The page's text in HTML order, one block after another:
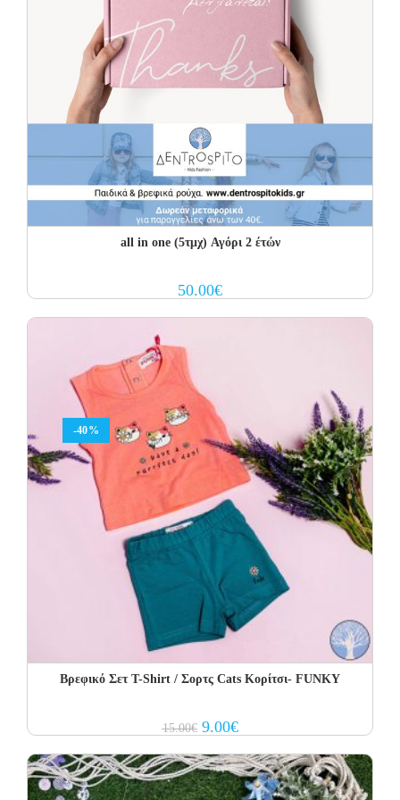
all in one (5τμχ) Αγόρι 2 έτών
50.00€
-40%
Βρεφικό Σετ Τ-Shirt / Σορτς Cats Κορίτσι- FUNKY
15.00€ Original
price
15.00€.
9.00€Current
price
9.00€.